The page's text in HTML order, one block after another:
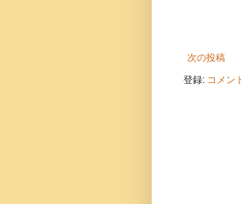
次の投稿
登録: コメン